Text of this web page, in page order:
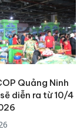
Quảng Ninh
diễn ra từ 10/4